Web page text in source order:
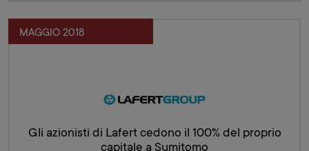
MAGGIO 2018
Gli azionisti di Lafert cedono il 100% del proprio